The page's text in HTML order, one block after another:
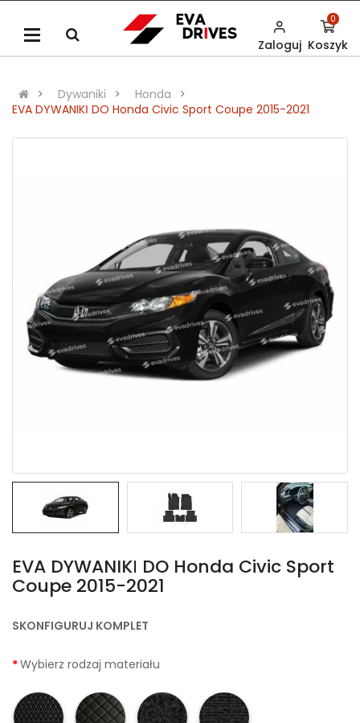
Zaloguj Koszyk
0
Dywaniki
Honda
EVA DYWANIKІ DO Honda Civic Sport Coupe 2015-2021
EVA DYWANIKІ DO Honda Civic Sport
Coupe 2015-2021
SKONFIGURUJ KOMPLET
Wybierz rodzaj materiału